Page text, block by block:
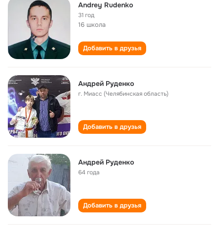
Andrey Rudenko
31 год
16 школа
Добавить в друзья
Андрей Руденко
г. Миасс (Челябинская область)
Добавить в друзья
Андрей Руденко
64 года
Добавить в друзья